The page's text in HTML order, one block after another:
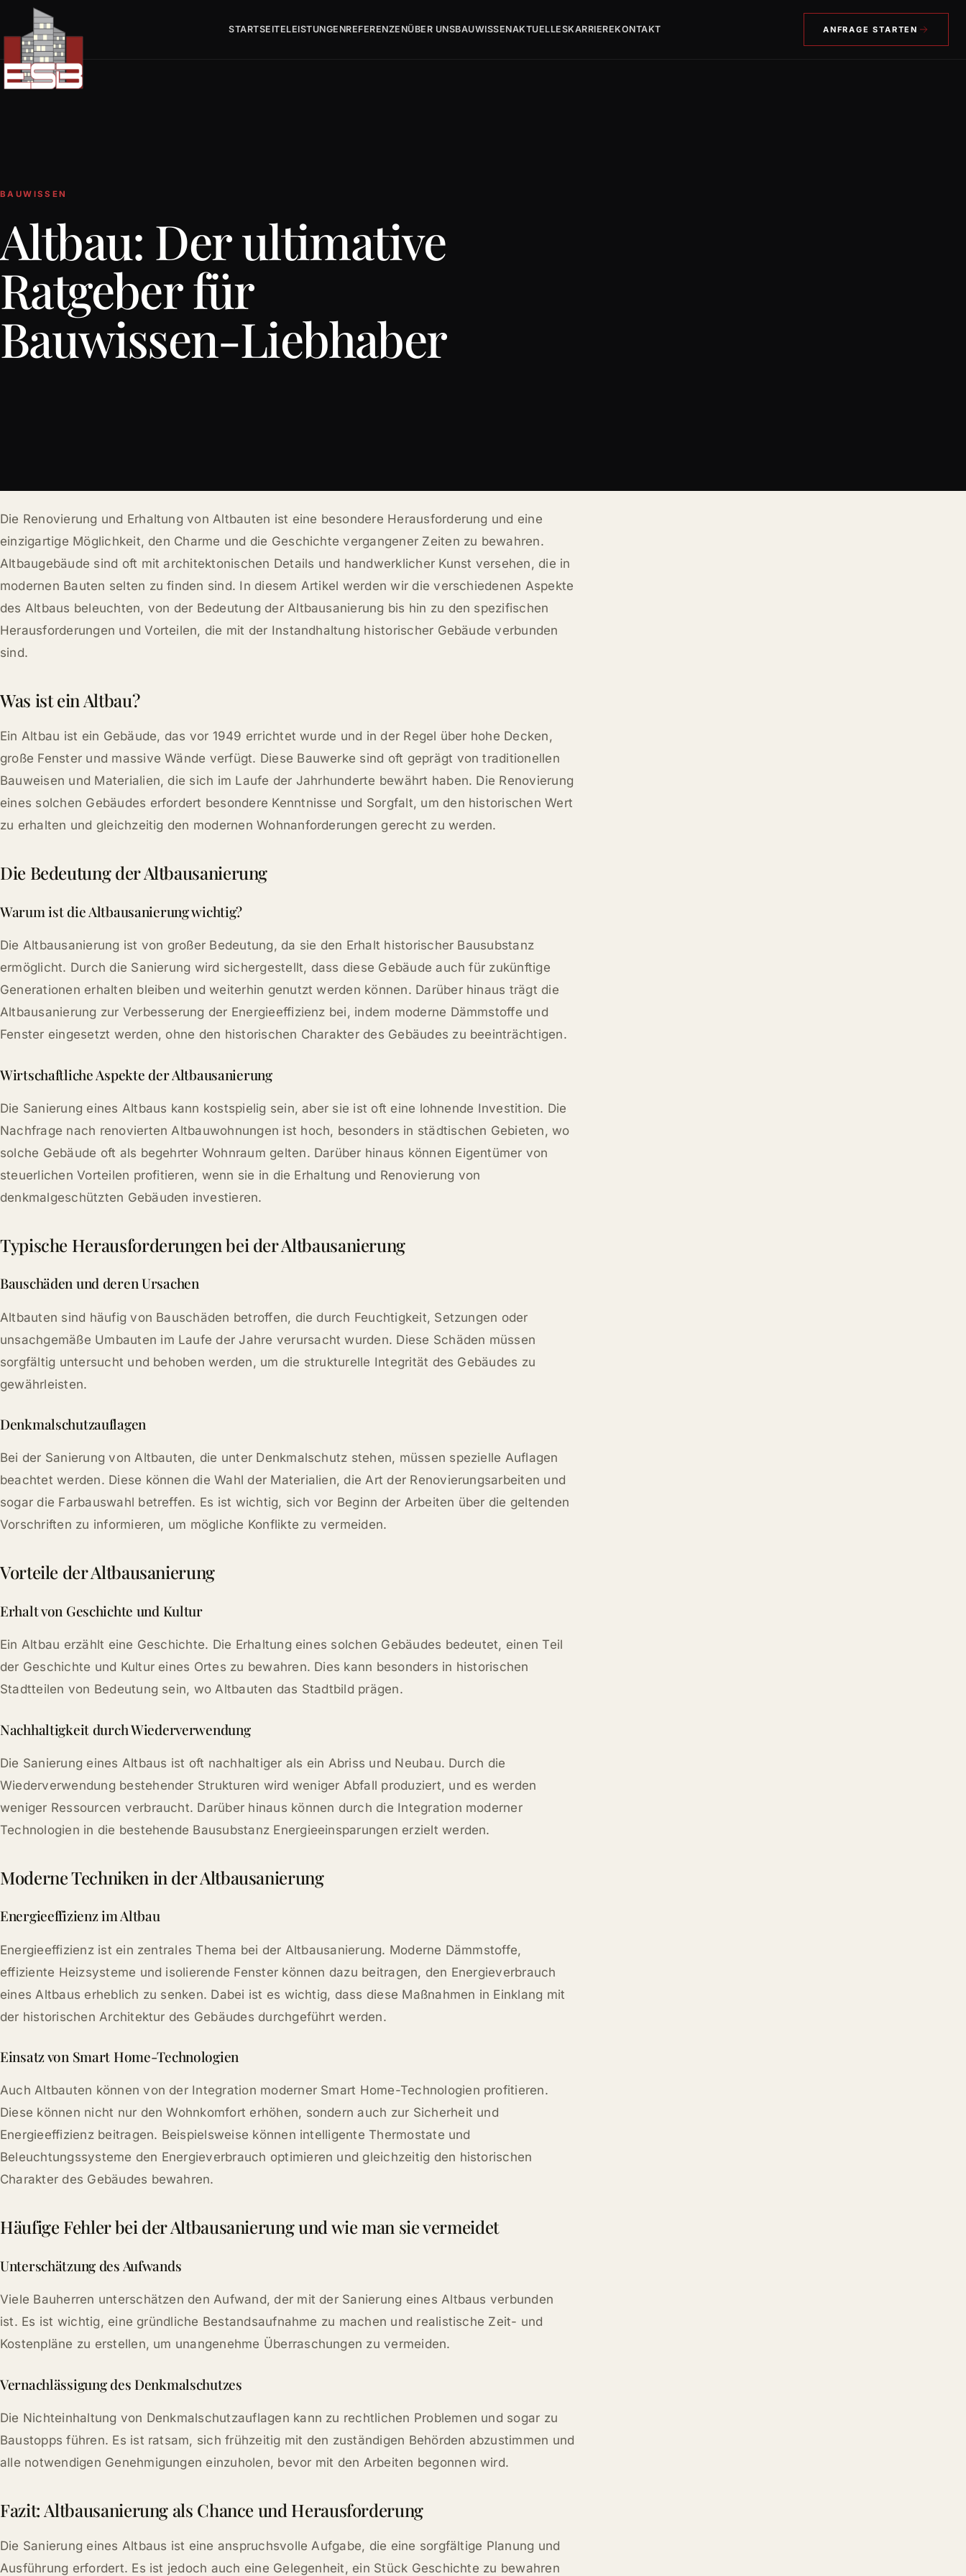
STARTSEITELEISTUNGENREFERENZENÜBER UNSBAUWISSENAKTUELLESKARRIEREKONTAKT ANFRAGE STARTEN
BAUWISSEN
Altbau: Der ultimative
Ratgeber für
Bauwissen-Liebhaber
Die Renovierung und Erhaltung von Altbauten ist eine besondere Herausforderung und eine
einzigartige Möglichkeit, den Charme und die Geschichte vergangener Zeiten zu bewahren.
Altbaugebäude sind oft mit architektonischen Details und handwerklicher Kunst versehen, die in
modernen Bauten selten zu finden sind. In diesem Artikel werden wir die verschiedenen Aspekte
des Altbaus beleuchten, von der Bedeutung der Altbausanierung bis hin zu den spezifischen
Herausforderungen und Vorteilen, die mit der Instandhaltung historischer Gebäude verbunden
sind.
Was ist ein Altbau?
Ein Altbau ist ein Gebäude, das vor 1949 errichtet wurde und in der Regel über hohe Decken,
große Fenster und massive Wände verfügt. Diese Bauwerke sind oft geprägt von traditionellen
Bauweisen und Materialien, die sich im Laufe der Jahrhunderte bewährt haben. Die Renovierung
eines solchen Gebäudes erfordert besondere Kenntnisse und Sorgfalt, um den historischen Wert
zu erhalten und gleichzeitig den modernen Wohnanforderungen gerecht zu werden.
Die Bedeutung der Altbausanierung
Warum ist die Altbausanierung wichtig?
Die Altbausanierung ist von großer Bedeutung, da sie den Erhalt historischer Bausubstanz
ermöglicht. Durch die Sanierung wird sichergestellt, dass diese Gebäude auch für zukünftige
Generationen erhalten bleiben und weiterhin genutzt werden können. Darüber hinaus trägt die
Altbausanierung zur Verbesserung der Energieeffizienz bei, indem moderne Dämmstoffe und
Fenster eingesetzt werden, ohne den historischen Charakter des Gebäudes zu beeinträchtigen.
Wirtschaftliche Aspekte der Altbausanierung
Die Sanierung eines Altbaus kann kostspielig sein, aber sie ist oft eine lohnende Investition. Die
Nachfrage nach renovierten Altbauwohnungen ist hoch, besonders in städtischen Gebieten, wo
solche Gebäude oft als begehrter Wohnraum gelten. Darüber hinaus können Eigentümer von
steuerlichen Vorteilen profitieren, wenn sie in die Erhaltung und Renovierung von
denkmalgeschützten Gebäuden investieren.
Typische Herausforderungen bei der Altbausanierung
Bauschäden und deren Ursachen
Altbauten sind häufig von Bauschäden betroffen, die durch Feuchtigkeit, Setzungen oder
unsachgemäße Umbauten im Laufe der Jahre verursacht wurden. Diese Schäden müssen
sorgfältig untersucht und behoben werden, um die strukturelle Integrität des Gebäudes zu
gewährleisten.
Denkmalschutzauflagen
Bei der Sanierung von Altbauten, die unter Denkmalschutz stehen, müssen spezielle Auflagen
beachtet werden. Diese können die Wahl der Materialien, die Art der Renovierungsarbeiten und
sogar die Farbauswahl betreffen. Es ist wichtig, sich vor Beginn der Arbeiten über die geltenden
Vorschriften zu informieren, um mögliche Konflikte zu vermeiden.
Vorteile der Altbausanierung
Erhalt von Geschichte und Kultur
Ein Altbau erzählt eine Geschichte. Die Erhaltung eines solchen Gebäudes bedeutet, einen Teil
der Geschichte und Kultur eines Ortes zu bewahren. Dies kann besonders in historischen
Stadtteilen von Bedeutung sein, wo Altbauten das Stadtbild prägen.
Nachhaltigkeit durch Wiederverwendung
Die Sanierung eines Altbaus ist oft nachhaltiger als ein Abriss und Neubau. Durch die
Wiederverwendung bestehender Strukturen wird weniger Abfall produziert, und es werden
weniger Ressourcen verbraucht. Darüber hinaus können durch die Integration moderner
Technologien in die bestehende Bausubstanz Energieeinsparungen erzielt werden.
Moderne Techniken in der Altbausanierung
Energieeffizienz im Altbau
Energieeffizienz ist ein zentrales Thema bei der Altbausanierung. Moderne Dämmstoffe,
effiziente Heizsysteme und isolierende Fenster können dazu beitragen, den Energieverbrauch
eines Altbaus erheblich zu senken. Dabei ist es wichtig, dass diese Maßnahmen in Einklang mit
der historischen Architektur des Gebäudes durchgeführt werden.
Einsatz von Smart Home-Technologien
Auch Altbauten können von der Integration moderner Smart Home-Technologien profitieren.
Diese können nicht nur den Wohnkomfort erhöhen, sondern auch zur Sicherheit und
Energieeffizienz beitragen. Beispielsweise können intelligente Thermostate und
Beleuchtungssysteme den Energieverbrauch optimieren und gleichzeitig den historischen
Charakter des Gebäudes bewahren.
Häufige Fehler bei der Altbausanierung und wie man sie vermeidet
Unterschätzung des Aufwands
Viele Bauherren unterschätzen den Aufwand, der mit der Sanierung eines Altbaus verbunden
ist. Es ist wichtig, eine gründliche Bestandsaufnahme zu machen und realistische Zeit- und
Kostenpläne zu erstellen, um unangenehme Überraschungen zu vermeiden.
Vernachlässigung des Denkmalschutzes
Die Nichteinhaltung von Denkmalschutzauflagen kann zu rechtlichen Problemen und sogar zu
Baustopps führen. Es ist ratsam, sich frühzeitig mit den zuständigen Behörden abzustimmen und
alle notwendigen Genehmigungen einzuholen, bevor mit den Arbeiten begonnen wird.
Fazit: Altbausanierung als Chance und Herausforderung
Die Sanierung eines Altbaus ist eine anspruchsvolle Aufgabe, die eine sorgfältige Planung und
Ausführung erfordert. Es ist jedoch auch eine Gelegenheit, ein Stück Geschichte zu bewahren